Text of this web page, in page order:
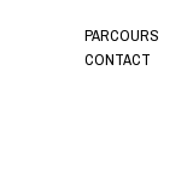
PARCOURS
CONTACT